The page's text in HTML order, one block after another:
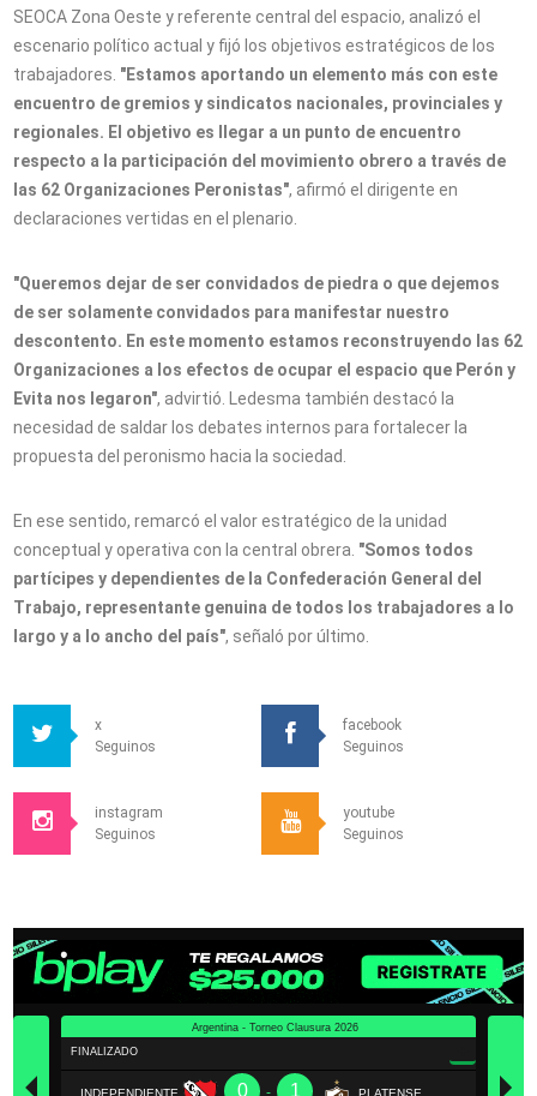
SEOCA Zona Oeste y referente central del espacio, analizó el
escenario político actual y fijó los objetivos estratégicos de los
trabajadores. "Estamos aportando un elemento más con este
encuentro de gremios y sindicatos nacionales, provinciales y
regionales. El objetivo es llegar a un punto de encuentro
respecto a la participación del movimiento obrero a través de
las 62 Organizaciones Peronistas", afirmó el dirigente en
declaraciones vertidas en el plenario.
"Queremos dejar de ser convidados de piedra o que dejemos
de ser solamente convidados para manifestar nuestro
descontento. En este momento estamos reconstruyendo las 62
Organizaciones a los efectos de ocupar el espacio que Perón y
Evita nos legaron", advirtió. Ledesma también destacó la
necesidad de saldar los debates internos para fortalecer la
propuesta del peronismo hacia la sociedad.
En ese sentido, remarcó el valor estratégico de la unidad
conceptual y operativa con la central obrera. "Somos todos
partícipes y dependientes de la Confederación General del
Trabajo, representante genuina de todos los trabajadores a lo
largo y a lo ancho del país", señaló por último.
x
Seguinos
facebook
Seguinos
instagram
Seguinos
youtube
Seguinos